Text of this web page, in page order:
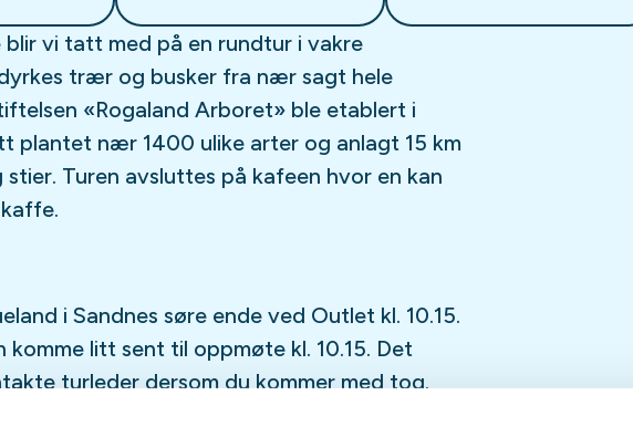
blir vi tatt med på en rundtur i vakre
trær og busker fra nær sagt hele
«Rogaland Arboret» ble etablert i
plantet nær 1400 ulike arter og anlagt 15 km
Turen avsluttes på kafeen hvor en kan
i Sandnes søre ende ved Outlet kl. 10.15.
komme litt sent til oppmøte kl. 10.15. Det
turleder dersom du kommer med tog.